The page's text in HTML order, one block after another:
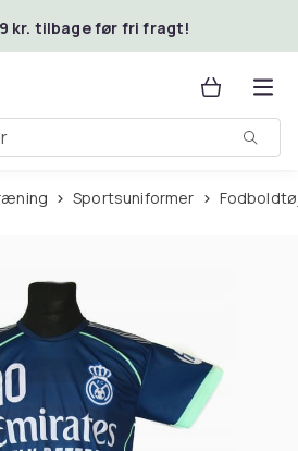
kr. tilbage før fri fragt!
Sportsuniformer